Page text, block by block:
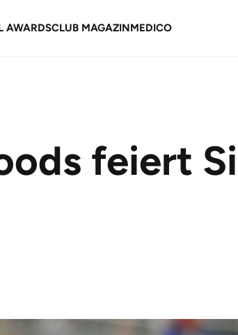
AWARDSCLUB MAGAZINMEDICO
feiert